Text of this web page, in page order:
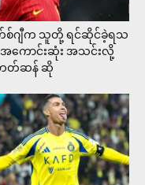
ဂျီက သူတို့ ရင်ဆိုင်ခဲ့ရသ
အကောင်းဆုံး အသင်းလို့
တ်ဆန် ဆို